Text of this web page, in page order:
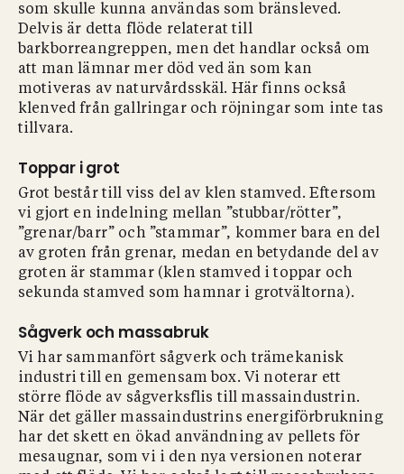
som skulle kunna användas som bränsleved.
Delvis är detta flöde relaterat till
barkborreangreppen, men det handlar också om
att man lämnar mer död ved än som kan
motiveras av naturvårdsskäl. Här finns också
klenved från gallringar och röjningar som inte tas
tillvara.
Toppar i grot
Grot består till viss del av klen stamved. Eftersom
vi gjort en indelning mellan ”stubbar/rötter”,
”grenar/barr” och ”stammar”, kommer bara en del
av groten från grenar, medan en betydande del av
groten är stammar (klen stamved i toppar och
sekunda stamved som hamnar i grotvältorna).
Sågverk och massabruk
Vi har sammanfört sågverk och trämekanisk
industri till en gemensam box. Vi noterar ett
större flöde av sågverksflis till massaindustrin.
När det gäller massaindustrins energiförbrukning
har det skett en ökad användning av pellets för
mesaugnar, som vi i den nya versionen noterar